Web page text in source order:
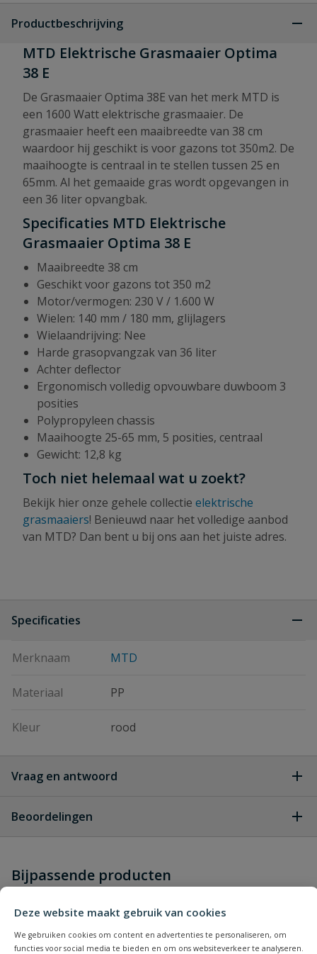
Deze website maakt gebruik van cookies
We gebruiken cookies om content en advertenties te personaliseren, om
functies voor social media te bieden en om ons websiteverkeer te analyseren.
Productbeschrijving
MTD Elektrische Grasmaaier Optima
38 E
De Grasmaaier Optima 38E van het merk MTD is
een 1600 Watt elektrische grasmaaier. De
grasmaaier heeft een maaibreedte van 38 cm
waardoor hij geschikt is voor gazons tot 350m2. De
maaihoogte is centraal in te stellen tussen 25 en
65mm. Al het gemaaide gras wordt opgevangen in
een 36 liter opvangbak.
Specificaties MTD Elektrische
Grasmaaier Optima 38 E
Maaibreedte 38 cm
Geschikt voor gazons tot 350 m2
Motor/vermogen: 230 V / 1.600 W
Wielen: 140 mm / 180 mm, glijlagers
Wielaandrijving: Nee
Harde grasopvangzak van 36 liter
Achter deflector
Ergonomisch volledig opvouwbare duwboom 3
posities
Polypropyleen chassis
Maaihoogte 25-65 mm, 5 posities, centraal
Gewicht: 12,8 kg
Toch niet helemaal wat u zoekt?
Bekijk hier onze gehele collectie elektrische
grasmaaiers! Benieuwd naar het volledige aanbod
van MTD? Dan bent u bij ons aan het juiste adres.
Specificaties
Merknaam MTD
Materiaal PP
Kleur rood
Vraag en antwoord
dit product?
Beoordelingen
Schrijf zelf een beoordeling
Je beoordeelt:
MTD Elektrische Grasmaaier Optima
Bijpassende producten